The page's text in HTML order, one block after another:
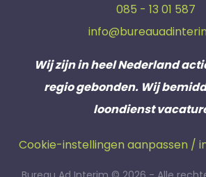
085 - 13 01 587
Wij zijn in heel Nederland
regio gebonden. Wij
loondienst
Cookie-instellingen aanpassen /